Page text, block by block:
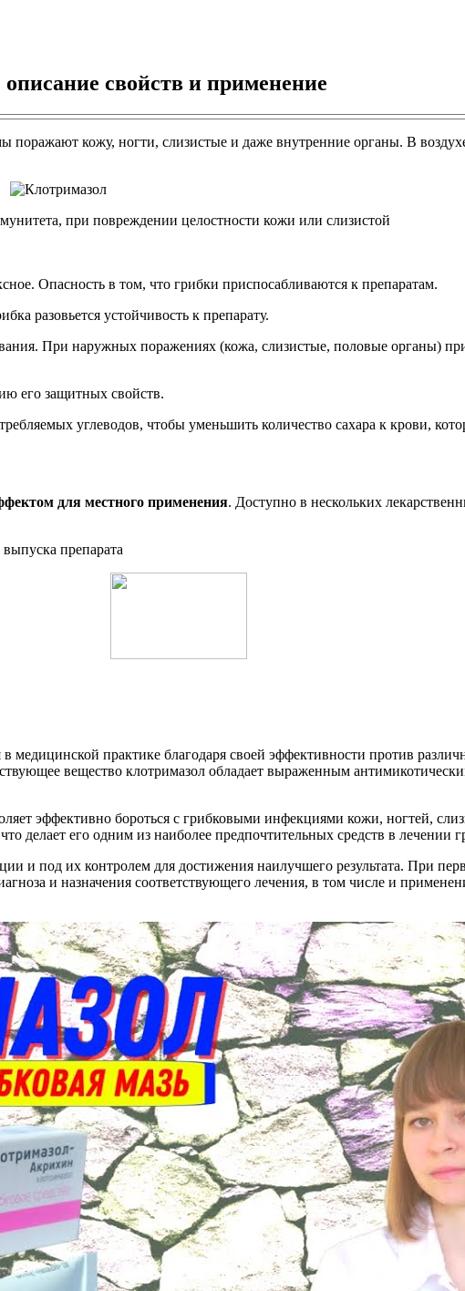
свойств и применение
кожу, ногти, слизистые и даже внутренние органы. В
при повреждении целостности кожи или слизистой
Опасность в том, что грибки приспосабливаются к препаратам.
разовьется устойчивость к препарату.
При наружных поражениях (кожа, слизистые, половые органы)
его защитных свойств.
углеводов, чтобы уменьшить количество сахара к крови,
для местного применения. Доступно в нескольких
медицинской практике благодаря своей эффективности против
вещество клотримазол обладает выраженным
эффективно бороться с грибковыми инфекциями кожи, ногтей,
делает его одним из наиболее предпочтительных средств в лечении
и под их контролем для достижения наилучшего результата. При
и назначения соответствующего лечения, в том числе и